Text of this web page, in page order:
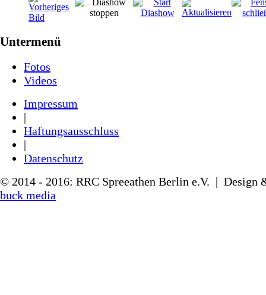
Untermenü
Fotos
Videos
Impressum
|
Haftungsausschluss
|
Datenschutz
© 2014 - 2016: RRC Spreeathen Berlin e.V. | Design
buck media